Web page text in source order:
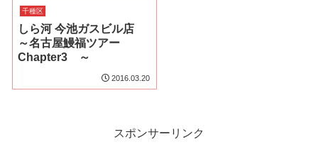
千種区
しら河 今池ガスビル店
～名古屋鰻福ツアー
Chapter3 ～
2016.03.20
スポンサーリンク